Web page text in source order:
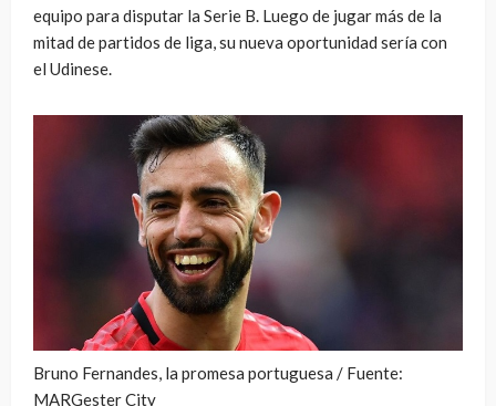
equipo para disputar la Serie B. Luego de jugar más de la
mitad de partidos de liga, su nueva oportunidad sería con
el Udinese.
Bruno Fernandes, la promesa portuguesa / Fuente:
MARGester City